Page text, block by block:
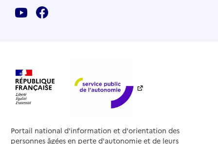
Portail national d'information et d'orientation des
personnes âgées en perte d'autonomie et de leurs